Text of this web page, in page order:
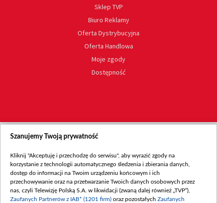
Sklep TVP
Biuro Reklamy
Oferta Dystrybucyjna
Oferta Handlowa
Moje zgody
Dostępność
Szanujemy Twoją prywatność
Kliknij "Akceptuję i przechodzę do serwisu", aby wyrazić zgody na
korzystanie z technologii automatycznego śledzenia i zbierania danych,
dostęp do informacji na Twoim urządzeniu końcowym i ich
przechowywanie oraz na przetwarzanie Twoich danych osobowych przez
nas, czyli Telewizję Polską S.A. w likwidacji (zwaną dalej również „TVP”),
Zaufanych Partnerów z IAB* (1201 firm) oraz pozostałych Zaufanych